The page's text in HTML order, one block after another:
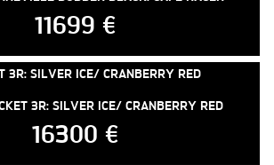
11699 €
3R: SILVER ICE/ CRANBERRY RED
16300 €